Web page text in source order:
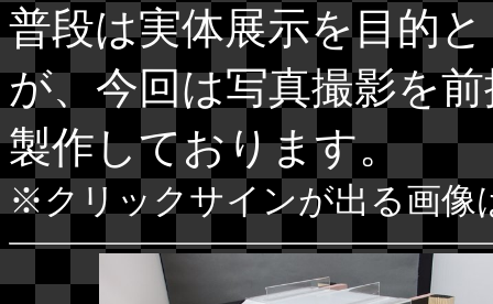
普段は実体展示を目的
が、今回は写真撮影を
製作しております。
※クリックサインが出る画像